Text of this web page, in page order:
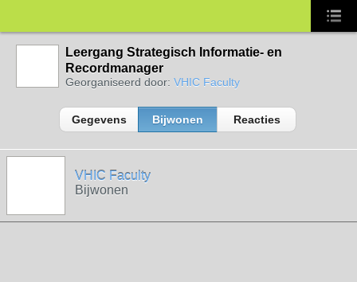
Leergang Strategisch Informatie- en
Recordmanager
Georganiseerd door: VHIC Faculty
Gegevens Bijwonen Reacties
VHIC Faculty
Bijwonen